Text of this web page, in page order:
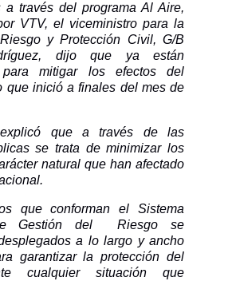
a través del programa Al Aire,
VTV, el viceministro para la
y Protección Civil, G/B
dijo que ya están
para mitigar los efectos del
que inició a finales del mes de
explicó que a través de las
se trata de minimizar los
natural que han afectado
que conforman el Sistema
Gestión del Riesgo se
a lo largo y ancho
garantizar la protección del
cualquier situación que